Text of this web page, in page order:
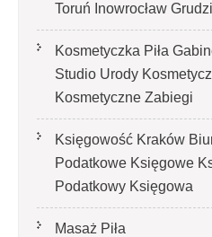
Toruń Inowrocław
Kosmetyczka Piła
Studio Urody
Kosmetyczne Zabiegi
Księgowość Kraków
Podatkowe Księgowe
Podatkowy Księgowa
Masaż Piła